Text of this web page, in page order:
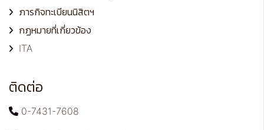
ภารกิจทะเบียนนิสิตฯ
กฏหมายที่เกี่ยวข้อง
ITA
ติดต่อ
0-7431-7608